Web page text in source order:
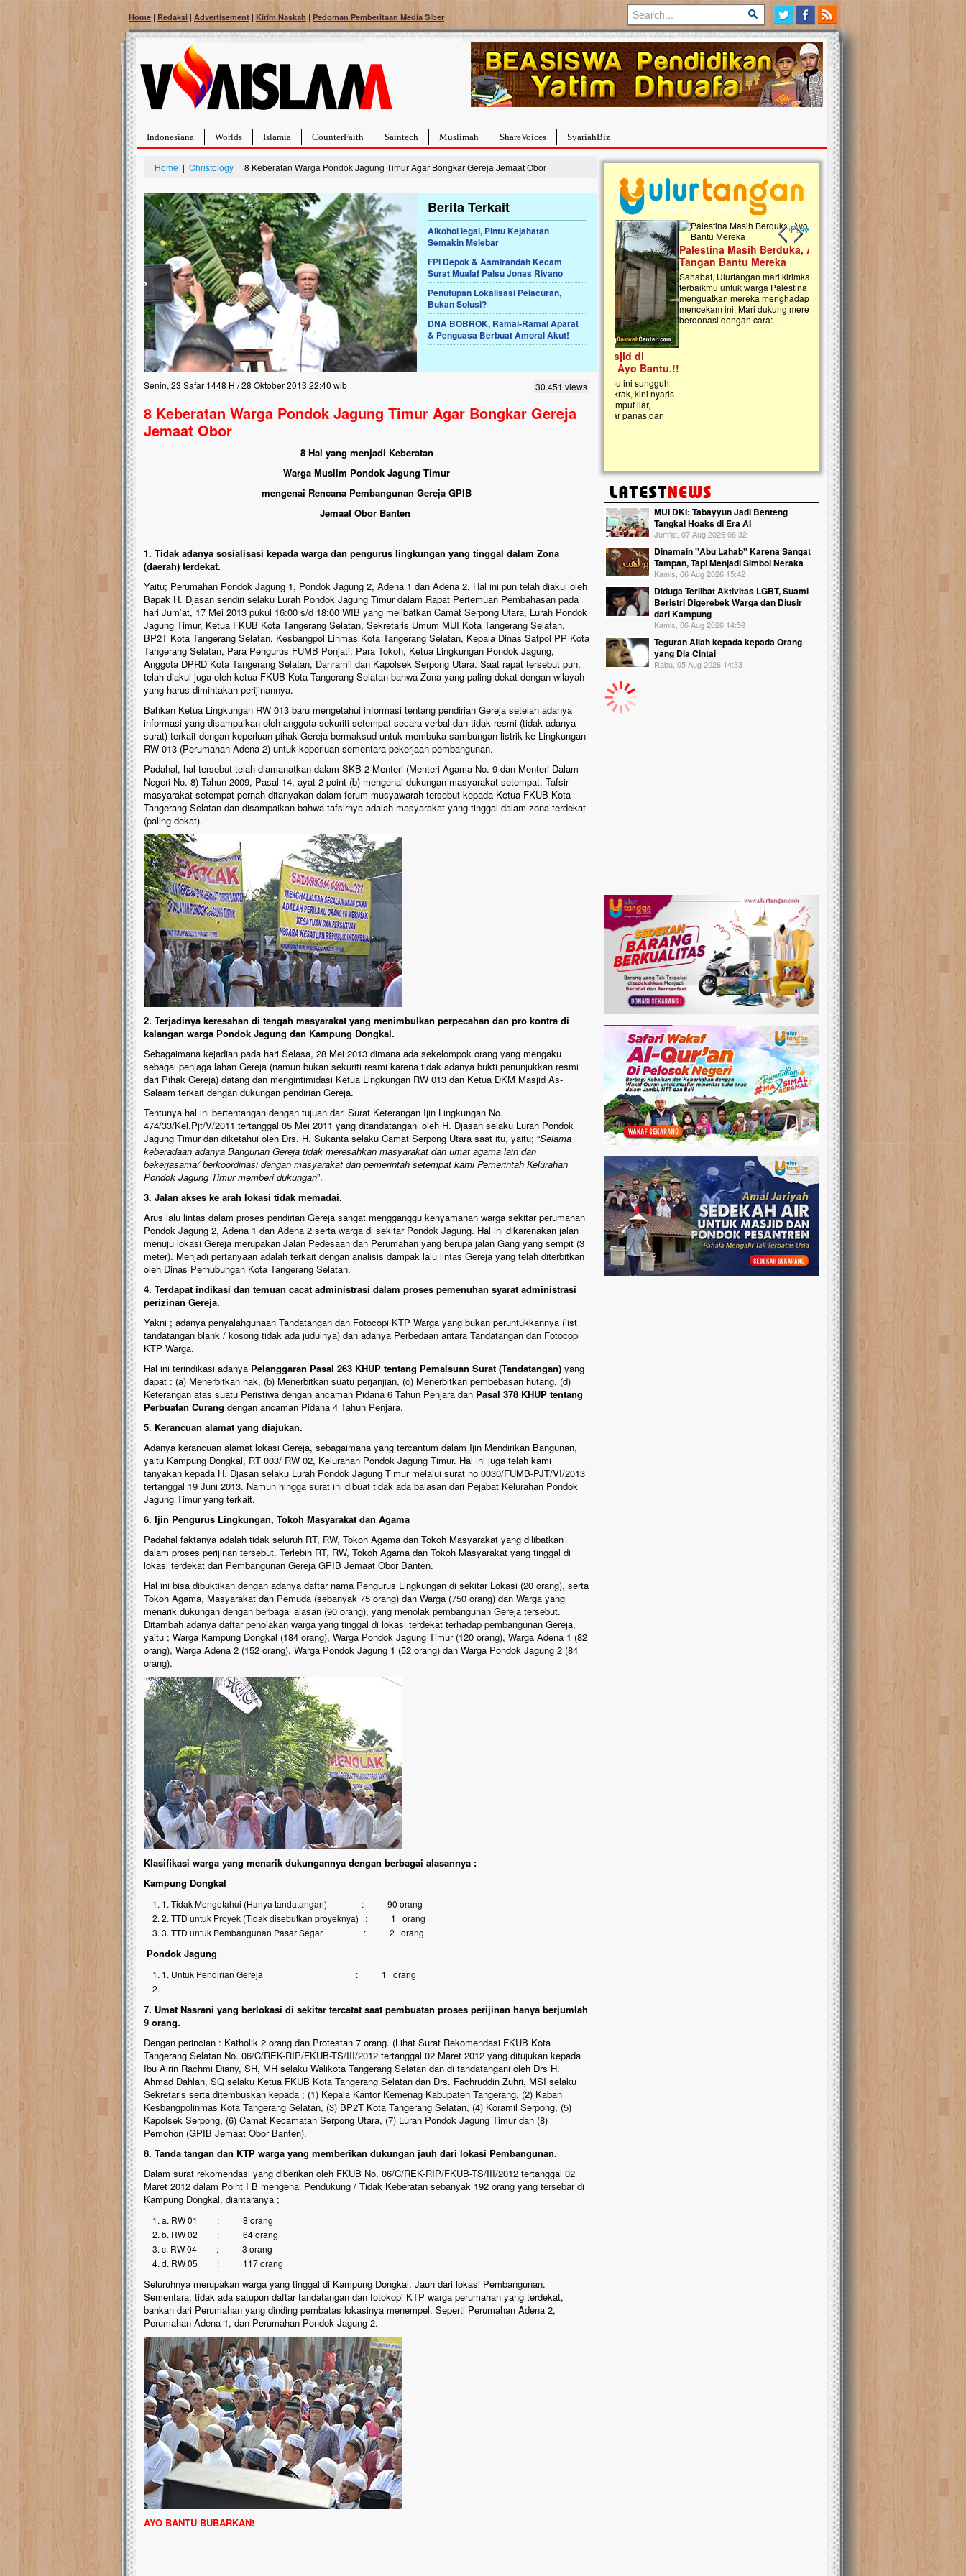
Home | Redaksi | Advertisement | Kirim Naskah | Pedoman Pemberitaan Media Siber
Indonesiana Worlds Islamia CounterFaith Saintech Muslimah ShareVoices SyariahBiz
Home | Christology | 8 Keberatan Warga Pondok Jagung Timur Agar Bongkar Gereja Jemaat Obor
Berita Terkait
Alkohol legal, Pintu Kejahatan
Semakin Melebar
FPI Depok & Asmirandah Kecam
Surat Mualaf Palsu Jonas Rivano
Penutupan Lokalisasi Pelacuran,
Bukan Solusi?
DNA BOBROK, Ramai-Ramai Aparat
& Penguasa Berbuat Amoral Akut!
Senin, 23 Safar 1448 H / 28 Oktober 2013 22:40 wib 30.451 views
8 Keberatan Warga Pondok Jagung Timur Agar Bongkar Gereja
Jemaat Obor
8 Hal yang menjadi Keberatan
Warga Muslim Pondok Jagung Timur
mengenai Rencana Pembangunan Gereja GPIB
Jemaat Obor Banten
1. Tidak adanya sosialisasi kepada warga dan pengurus lingkungan yang tinggal dalam Zona
(daerah) terdekat.
Yaitu; Perumahan Pondok Jagung 1, Pondok Jagung 2, Adena 1 dan Adena 2. Hal ini pun telah diakui oleh
Bapak H. Djasan sendiri selaku Lurah Pondok Jagung Timur dalam Rapat Pertemuan Pembahasan pada
hari Jum’at, 17 Mei 2013 pukul 16:00 s/d 18:00 WIB yang melibatkan Camat Serpong Utara, Lurah Pondok
Jagung Timur, Ketua FKUB Kota Tangerang Selatan, Sekretaris Umum MUI Kota Tangerang Selatan,
BP2T Kota Tangerang Selatan, Kesbangpol Linmas Kota Tangerang Selatan, Kepala Dinas Satpol PP Kota
Tangerang Selatan, Para Pengurus FUMB Ponjati, Para Tokoh, Ketua Lingkungan Pondok Jagung,
Anggota DPRD Kota Tangerang Selatan, Danramil dan Kapolsek Serpong Utara. Saat rapat tersebut pun,
telah diakui juga oleh ketua FKUB Kota Tangerang Selatan bahwa Zona yang paling dekat dengan wilayah
yang harus dimintakan perijinannya.
Bahkan Ketua Lingkungan RW 013 baru mengetahui informasi tentang pendirian Gereja setelah adanya
informasi yang disampaikan oleh anggota sekuriti setempat secara verbal dan tidak resmi (tidak adanya
surat) terkait dengan keperluan pihak Gereja bermaksud untuk membuka sambungan listrik ke Lingkungan
RW 013 (Perumahan Adena 2) untuk keperluan sementara pekerjaan pembangunan.
Padahal, hal tersebut telah diamanatkan dalam SKB 2 Menteri (Menteri Agama No. 9 dan Menteri Dalam
Negeri No. 8) Tahun 2009, Pasal 14, ayat 2 point (b) mengenai dukungan masyarakat setempat. Tafsir
masyarakat setempat pernah ditanyakan dalam forum musyawarah tersebut kepada Ketua FKUB Kota
Tangerang Selatan dan disampaikan bahwa tafsirnya adalah masyarakat yang tinggal dalam zona terdekat
(paling dekat).
2. Terjadinya keresahan di tengah masyarakat yang menimbulkan perpecahan dan pro kontra di
kalangan warga Pondok Jagung dan Kampung Dongkal.
Sebagaimana kejadian pada hari Selasa, 28 Mei 2013 dimana ada sekelompok orang yang mengaku
sebagai penjaga lahan Gereja (namun bukan sekuriti resmi karena tidak adanya bukti penunjukkan resmi
dari Pihak Gereja) datang dan mengintimidasi Ketua Lingkungan RW 013 dan Ketua DKM Masjid As-
Salaam terkait dengan dukungan pendirian Gereja.
Tentunya hal ini bertentangan dengan tujuan dari Surat Keterangan Ijin Lingkungan No.
474/33/Kel.Pjt/V/2011 tertanggal 05 Mei 2011 yang ditandatangani oleh H. Djasan selaku Lurah Pondok
Jagung Timur dan diketahui oleh Drs. H. Sukanta selaku Camat Serpong Utara saat itu, yaitu; “Selama
keberadaan adanya Bangunan Gereja tidak meresahkan masyarakat dan umat agama lain dan
bekerjasama/ berkoordinasi dengan masyarakat dan pemerintah setempat kami Pemerintah Kelurahan
Pondok Jagung Timur memberi dukungan”.
3. Jalan akses ke arah lokasi tidak memadai.
Arus lalu lintas dalam proses pendirian Gereja sangat mengganggu kenyamanan warga sekitar perumahan
Pondok Jagung 2, Adena 1 dan Adena 2 serta warga di sekitar Pondok Jagung. Hal ini dikarenakan jalan
menuju lokasi Gereja merupakan Jalan Pedesaan dan Perumahan yang berupa jalan Gang yang sempit (3
meter). Menjadi pertanyaan adalah terkait dengan analisis dampak lalu lintas Gereja yang telah diterbitkan
oleh Dinas Perhubungan Kota Tangerang Selatan.
4. Terdapat indikasi dan temuan cacat administrasi dalam proses pemenuhan syarat administrasi
perizinan Gereja.
Yakni ; adanya penyalahgunaan Tandatangan dan Fotocopi KTP Warga yang bukan peruntukkannya (list
tandatangan blank / kosong tidak ada judulnya) dan adanya Perbedaan antara Tandatangan dan Fotocopi
KTP Warga.
Hal ini terindikasi adanya Pelanggaran Pasal 263 KHUP tentang Pemalsuan Surat (Tandatangan) yang
dapat : (a) Menerbitkan hak, (b) Menerbitkan suatu perjanjian, (c) Menerbitkan pembebasan hutang, (d)
Keterangan atas suatu Peristiwa dengan ancaman Pidana 6 Tahun Penjara dan Pasal 378 KHUP tentang
Perbuatan Curang dengan ancaman Pidana 4 Tahun Penjara.
5. Kerancuan alamat yang diajukan.
Adanya kerancuan alamat lokasi Gereja, sebagaimana yang tercantum dalam Ijin Mendirikan Bangunan,
yaitu Kampung Dongkal, RT 003/ RW 02, Kelurahan Pondok Jagung Timur. Hal ini juga telah kami
tanyakan kepada H. Djasan selaku Lurah Pondok Jagung Timur melalui surat no 0030/FUMB-PJT/VI/2013
tertanggal 19 Juni 2013. Namun hingga surat ini dibuat tidak ada balasan dari Pejabat Kelurahan Pondok
Jagung Timur yang terkait.
6. Ijin Pengurus Lingkungan, Tokoh Masyarakat dan Agama
Padahal faktanya adalah tidak seluruh RT, RW, Tokoh Agama dan Tokoh Masyarakat yang dilibatkan
dalam proses perijinan tersebut. Terlebih RT, RW, Tokoh Agama dan Tokoh Masyarakat yang tinggal di
lokasi terdekat dari Pembangunan Gereja GPIB Jemaat Obor Banten.
Hal ini bisa dibuktikan dengan adanya daftar nama Pengurus Lingkungan di sekitar Lokasi (20 orang), serta
Tokoh Agama, Masyarakat dan Pemuda (sebanyak 75 orang) dan Warga (750 orang) dan Warga yang
menarik dukungan dengan berbagai alasan (90 orang), yang menolak pembangunan Gereja tersebut.
Ditambah adanya daftar penolakan warga yang tinggal di lokasi terdekat terhadap pembangunan Gereja,
yaitu ; Warga Kampung Dongkal (184 orang), Warga Pondok Jagung Timur (120 orang), Warga Adena 1 (82
orang), Warga Adena 2 (152 orang), Warga Pondok Jagung 1 (52 orang) dan Warga Pondok Jagung 2 (84
orang).
Klasifikasi warga yang menarik dukungannya dengan berbagai alasannya :
Kampung Dongkal
1. Tidak Mengetahui (Hanya tandatangan) : 90 orang
2. TTD untuk Proyek (Tidak disebutkan proyeknya) : 1 orang
3. TTD untuk Pembangunan Pasar Segar : 2 orang
Pondok Jagung
1. Untuk Pendirian Gereja : 1 orang
7. Umat Nasrani yang berlokasi di sekitar tercatat saat pembuatan proses perijinan hanya berjumlah
9 orang.
Dengan perincian : Katholik 2 orang dan Protestan 7 orang. (Lihat Surat Rekomendasi FKUB Kota
Tangerang Selatan No. 06/C/REK-RIP/FKUB-TS/III/2012 tertanggal 02 Maret 2012 yang ditujukan kepada
Ibu Airin Rachmi Diany, SH, MH selaku Walikota Tangerang Selatan dan di tandatangani oleh Drs H.
Ahmad Dahlan, SQ selaku Ketua FKUB Kota Tangerang Selatan dan Drs. Fachruddin Zuhri, MSI selaku
Sekretaris serta ditembuskan kepada ; (1) Kepala Kantor Kemenag Kabupaten Tangerang, (2) Kaban
Kesbangpolinmas Kota Tangerang Selatan, (3) BP2T Kota Tangerang Selatan, (4) Koramil Serpong, (5)
Kapolsek Serpong, (6) Camat Kecamatan Serpong Utara, (7) Lurah Pondok Jagung Timur dan (8)
Pemohon (GPIB Jemaat Obor Banten).
8. Tanda tangan dan KTP warga yang memberikan dukungan jauh dari lokasi Pembangunan.
Dalam surat rekomendasi yang diberikan oleh FKUB No. 06/C/REK-RIP/FKUB-TS/III/2012 tertanggal 02
Maret 2012 dalam Point I B mengenai Pendukung / Tidak Keberatan sebanyak 192 orang yang tersebar di
Kampung Dongkal, diantaranya ;
a. RW 01 : 8 orang
b. RW 02 : 64 orang
c. RW 04 : 3 orang
d. RW 05 : 117 orang
Seluruhnya merupakan warga yang tinggal di Kampung Dongkal. Jauh dari lokasi Pembangunan.
Sementara, tidak ada satupun daftar tandatangan dan fotokopi KTP warga perumahan yang terdekat,
bahkan dari Perumahan yang dinding pembatas lokasinya menempel. Seperti Perumahan Adena 2,
Perumahan Adena 1, dan Perumahan Pondok Jagung 2.
AYO BANTU BUBARKAN!
Previous slide
Next slide
Bantu Naura, Balita Hebat Sembuh Dari
Tumor Pembuluh Darah
Hidup Naura Salsabila dipenuhi dengan
rintangan yang sangat berat. Meskipun baru
berusia sepuluh bulan, bayi yang imut ini harus
menghadapi penyakit yang dahsyat, yaitu tumor
pembuluh darah berukuran...
Nasib masjid di Kampung Cilumbu ini sungguh
mengenaskan. Lima tahun mangkrak, kini nyaris
berlumut, dan menghitam terpapar panas dan
hujan....
Palestina Masih Berduka, Ayo Ulurkan
Tangan Bantu Mereka
Sahabat, Ulurtangan mari kirimkan dukungan
terbaikmu untuk warga Palestina di Gaza demi
menguatkan mereka menghadapi situasi
mencekam ini. Mari dukung mereka dengan
berdonasi dengan cara:...
Open Donasi Wakaf
Rumah Qur'an & TK Islam
Najjah di Jonggol
Saat ini, Ulurtangan bersama Yayasan
Najjahtul Islam Jonggol sedang merintis
pembangunan Rumah Qur’an dan
kanak Islam Terpadu (TKIT) An Najjah
Gedung Majelis Taklim di Jonggol,...
MUI DKI: Tabayyun Jadi Benteng
Tangkal Hoaks di Era AI
Jum'at, 07 Aug 2026 06:32
Dinamain ''Abu Lahab'' Karena Sangat
Tampan, Tapi Menjadi Simbol Neraka
Kamis, 06 Aug 2026 15:42
Diduga Terlibat Aktivitas LGBT, Suami
Beristri Digerebek Warga dan Diusir
dari Kampung
Kamis, 06 Aug 2026 14:59
Teguran Allah kepada kepada Orang
yang Dia Cintai
Rabu, 05 Aug 2026 14:33